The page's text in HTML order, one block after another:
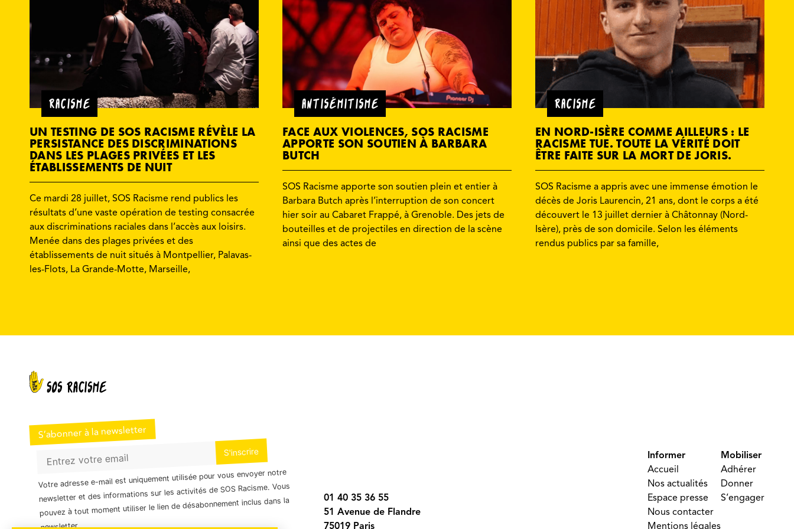
RACISME
UN TESTING DE SOS RACISME RÉVÈLE LA
PERSISTANCE DES DISCRIMINATIONS
DANS LES PLAGES PRIVÉES ET LES
ÉTABLISSEMENTS DE NUIT
Ce mardi 28 juillet, SOS Racisme rend publics les
résultats d’une vaste opération de testing consacrée
aux discriminations raciales dans l’accès aux loisirs.
Menée dans des plages privées et des
établissements de nuit situés à Montpellier, Palavas-
les-Flots, La Grande-Motte, Marseille,
ANTISÉMITISME
FACE AUX VIOLENCES, SOS RACISME
APPORTE SON SOUTIEN À BARBARA
BUTCH
SOS Racisme apporte son soutien plein et entier à
Barbara Butch après l’interruption de son concert
hier soir au Cabaret Frappé, à Grenoble. Des jets de
bouteilles et de projectiles en direction de la scène
ainsi que des actes de
RACISME
EN NORD-ISÈRE COMME AILLEURS : LE
RACISME TUE. TOUTE LA VÉRITÉ DOIT
ÊTRE FAITE SUR LA MORT DE JORIS.
SOS Racisme a appris avec une immense émotion le
décès de Joris Laurencin, 21 ans, dont le corps a été
découvert le 13 juillet dernier à Châtonnay (Nord-
Isère), près de son domicile. Selon les éléments
rendus publics par sa famille,
S’abonner à la newsletter
Votre adresse e-mail est uniquement utilisée pour vous envoyer notre
newsletter et des informations sur les activités de SOS Racisme. Vous
pouvez à tout moment utiliser le lien de désabonnement inclus dans la
newsletter.
01 40 35 36 55
51 Avenue de Flandre
75019 Paris
Informer
Accueil
Nos actualités
Espace presse
Nous contacter
Mentions légales
Mobiliser
Adhérer
Donner
S’engager